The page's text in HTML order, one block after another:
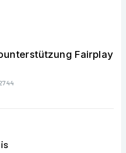
Fairplay